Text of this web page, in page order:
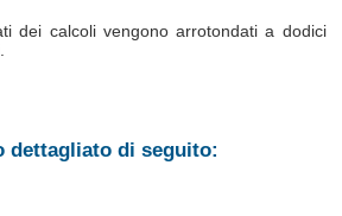
dei calcoli vengono arrotondati a dodici
dettagliato di seguito: